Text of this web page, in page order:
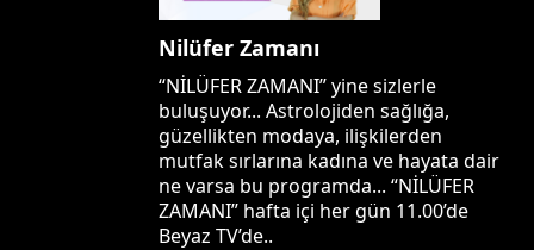
Nilüfer Zamanı
“NİLÜFER ZAMANI” yine sizlerle
buluşuyor... Astrolojiden sağlığa,
güzellikten modaya, ilişkilerden
mutfak sırlarına kadına ve hayata dair
ne varsa bu programda... “NİLÜFER
ZAMANI” hafta içi her gün 11.00’de
Beyaz TV’de..